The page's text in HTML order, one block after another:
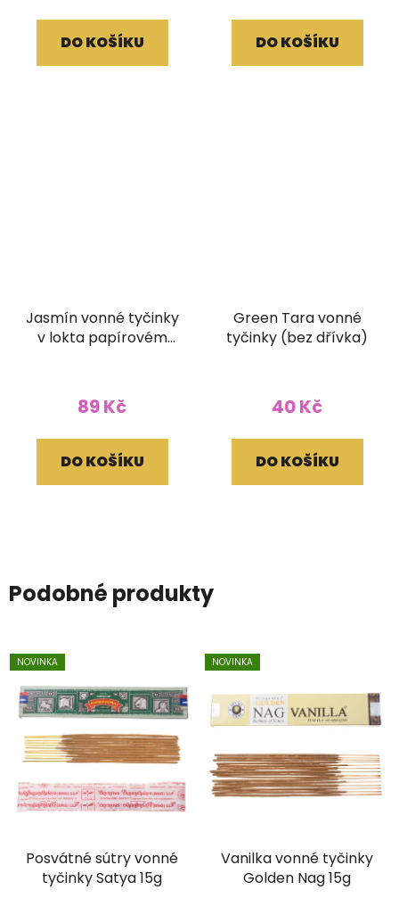
DO KOŠÍKU DO KOŠÍKU
Jasmín vonné tyčinky
v lokta papírovém
89 Kč
DO KOŠÍKU
Green Tara vonné
tyčinky (bez dřívka)
40 Kč
DO KOŠÍKU
Podobné produkty
NOVINKA
Posvátné sútry vonné
tyčinky Satya 15g
NOVINKA
Vanilka vonné tyčinky
Golden Nag 15g